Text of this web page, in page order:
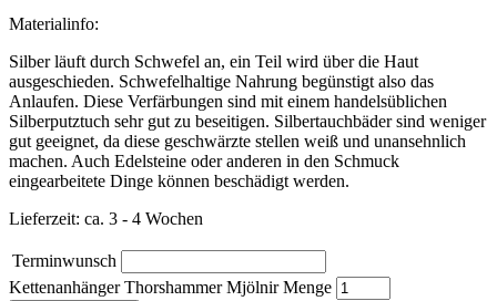
Materialinfo:
Silber läuft durch Schwefel an, ein Teil wird über die Haut
ausgeschieden. Schwefelhaltige Nahrung begünstigt also das
Anlaufen. Diese Verfärbungen sind mit einem handelsüblichen
Silberputztuch sehr gut zu beseitigen. Silbertauchbäder sind weniger
gut geeignet, da diese geschwärzte stellen weiß und unansehnlich
machen. Auch Edelsteine oder anderen in den Schmuck
eingearbeitete Dinge können beschädigt werden.
Lieferzeit: ca. 3 - 4 Wochen
Terminwunsch
Kettenanhänger Thorshammer Mjölnir Menge